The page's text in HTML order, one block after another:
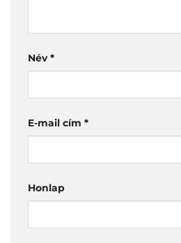
Név*
E-mail cím *
Honlap